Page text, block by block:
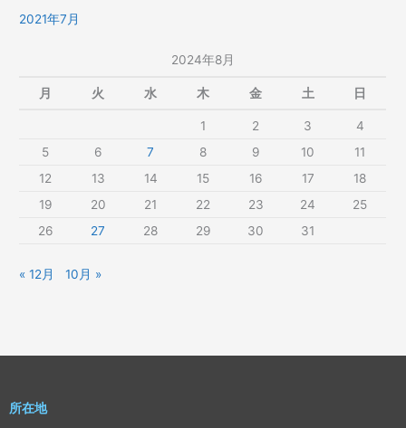
2021年7月
2024年8月
月 火 水 木 金 土 日
1 2 3
4
5
6 7 8 9 10
11
12
13 14 15 16 17
18
19
20 21 22 23 24
25
26
27 28 29 30 31
« 12月 10月 »
所在地